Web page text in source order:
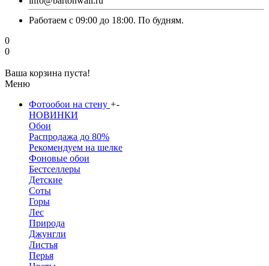
Работаем с 09:00 до 18:00. По будням.
0
0
Ваша корзина пуста!
Меню
Фотообои на стену +-
НОВИНКИ
Обои
Распродажа до 80%
Рекомендуем на шелке
Фоновые обои
Бестселлеры
Детские
Соты
Горы
Лес
Природа
Джунгли
Листья
Перья